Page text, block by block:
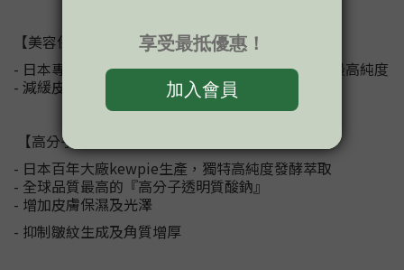
【美容保濕聖品-賽洛美（神經醯胺）】
- 日本專利Oricera玄米萃取物，神經醯胺含量業界最高純度
- 減緩皮膚水分流失，改善皮膚粗糙及搔癢
【高分子透明質酸鈉（玻尿酸）】
- 日本百年大廠kewpie生產，獨特高純度發酵萃取
- 全球品質最高的『高分子透明質酸鈉』
- 增加皮膚保濕及光澤
- 抑制皺紋生成及角質增厚